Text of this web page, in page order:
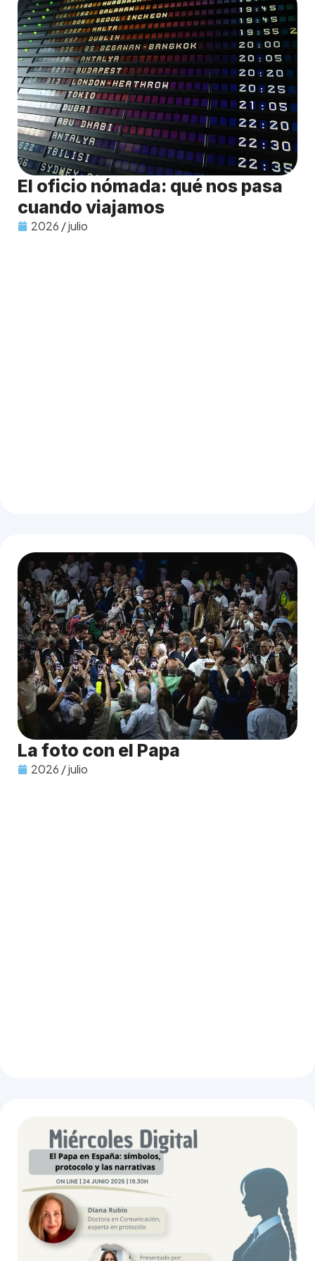
El oficio nómada: qué nos pasa
cuando viajamos
2026 / julio
La foto con el Papa
2026 / julio